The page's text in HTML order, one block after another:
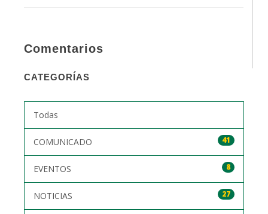
Comentarios
CATEGORÍAS
Todas
41
COMUNICADO
8
EVENTOS
27
NOTICIAS